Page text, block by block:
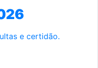
e certidão.